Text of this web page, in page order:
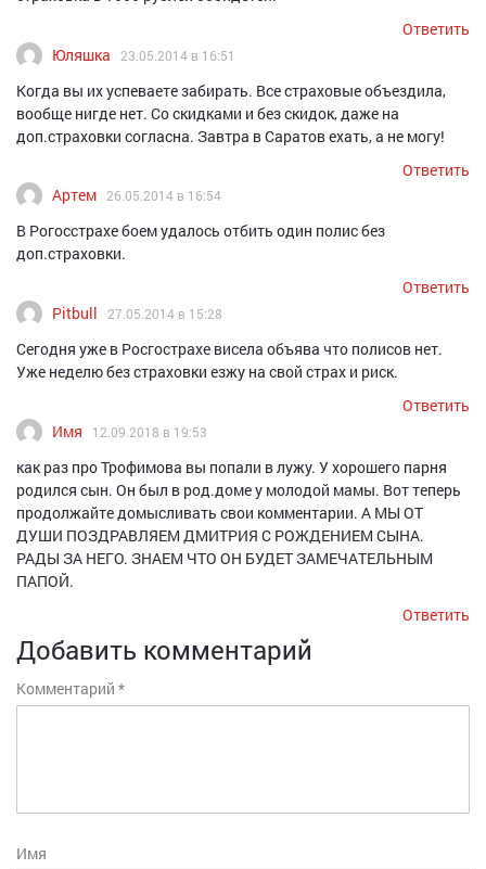
Ответить
Юляшка
23.05.2014 в 16:51
Когда вы их успеваете забирать. Все страховые объездила,
вообще нигде нет. Со скидками и без скидок, даже на
доп.страховки согласна. Завтра в Саратов ехать, а не могу!
Ответить
Артем
26.05.2014 в 16:54
В Рогосстрахе боем удалось отбить один полис без
доп.страховки.
Ответить
Pitbull
27.05.2014 в 15:28
Сегодня уже в Росгострахе висела объява что полисов нет.
Уже неделю без страховки езжу на свой страх и риск.
Ответить
Имя
12.09.2018 в 19:53
как раз про Трофимова вы попали в лужу. У хорошего парня
родился сын. Он был в род.доме у молодой мамы. Вот теперь
продолжайте домысливать свои комментарии. А МЫ ОТ
ДУШИ ПОЗДРАВЛЯЕМ ДМИТРИЯ С РОЖДЕНИЕМ СЫНА.
РАДЫ ЗА НЕГО. ЗНАЕМ ЧТО ОН БУДЕТ ЗАМЕЧАТЕЛЬНЫМ
ПАПОЙ.
Ответить
Добавить комментарий
Комментарий *
Имя